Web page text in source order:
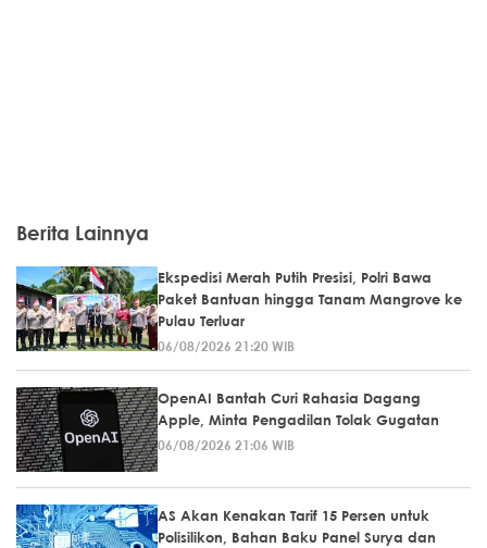
Berita Lainnya
Ekspedisi Merah Putih Presisi, Polri Bawa
Paket Bantuan hingga Tanam Mangrove ke
Pulau Terluar
06/08/2026 21:20 WIB
OpenAI Bantah Curi Rahasia Dagang
Apple, Minta Pengadilan Tolak Gugatan
06/08/2026 21:06 WIB
AS Akan Kenakan Tarif 15 Persen untuk
Polisilikon, Bahan Baku Panel Surya dan